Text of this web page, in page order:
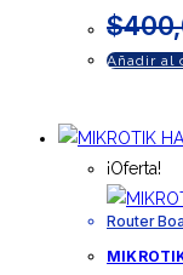
$
Añadir al
¡Oferta!
Router